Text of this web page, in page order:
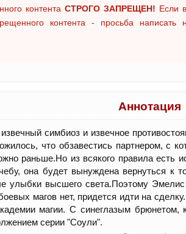
контента СТРОГО ЗАПРЕЩЕН! Если
контента - просьба написать
Аннотация
симбиоз и извечное
что обзавестись партнером, с
раньше.Но из всякого правила есть
она будет вынуждена вернуться к
улыбки высшего света.Поэтому
магов нет, придется идти на
магии. С синеглазым
серии "Соули".